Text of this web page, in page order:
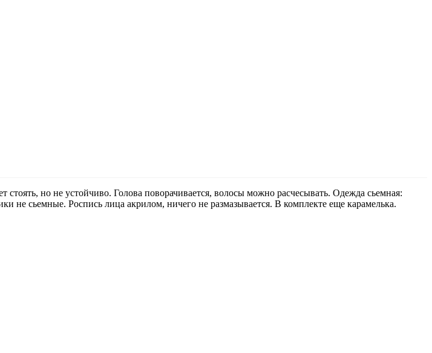
стоять, но не устойчиво. Голова поворачивается, волосы можно расчесывать. Одежда сьемная:
не сьемные. Роспись лица акрилом, ничего не размазывается. В комплекте еще карамелька.